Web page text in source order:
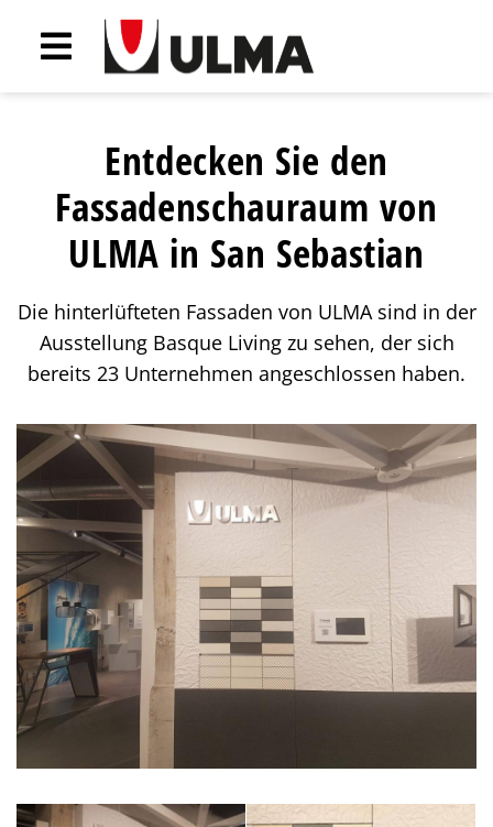
Entdecken Sie den
Fassadenschauraum von
ULMA in San Sebastian
Die hinterlüfteten Fassaden von ULMA sind in der
Ausstellung Basque Living zu sehen, der sich
bereits 23 Unternehmen angeschlossen haben.